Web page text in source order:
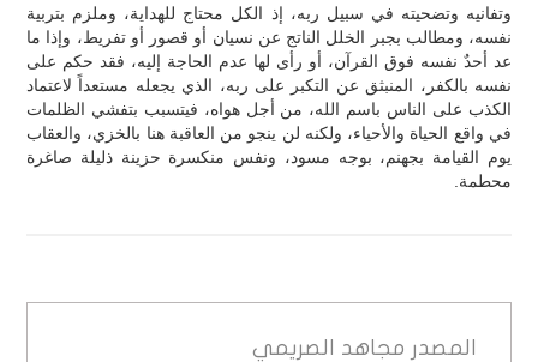
وتفانيه وتضحيته في سبيل ربه، إذ الكل محتاج للهداية، وملزم بتربية
نفسه، ومطالب بجبر الخلل الناتج عن نسيان أو قصور أو تفريط، وإذا ما
عد أحدٌ نفسه فوق القرآن، أو رأى لها عدم الحاجة إليه، فقد حكم على
نفسه بالكفر، المنبثق عن التكبر على ربه، الذي يجعله مستعداً لاعتماد
الكذب على الناس باسم الله، من أجل هواه، فيتسبب بتفشي الظلمات
في واقع الحياة والأحياء، ولكنه لن ينجو من العاقبة هنا بالخزي، والعقاب
يوم القيامة بجهنم، بوجه مسود، ونفس منكسرة حزينة ذليلة صاغرة
محطمة.
المصدر مجاهد الصريمي